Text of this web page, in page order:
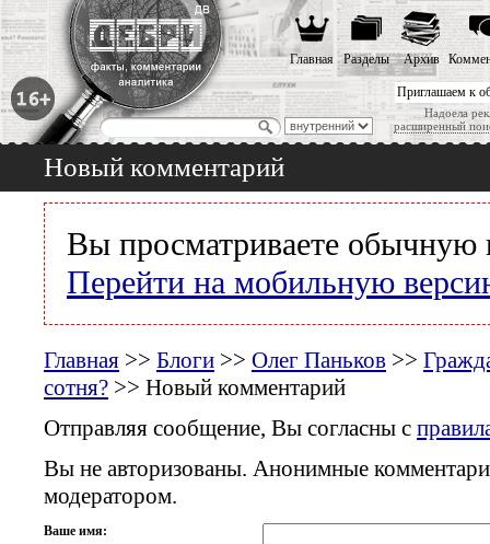
Приглашаем к
Надоела
расширенный
Главная Разделы Архив
Новый комментарий
Вы просматриваете обычную
Перейти на мобильную
Главная >> Блоги >> Олег Паньков >>
сотня? >> Новый комментарий
Отправляя сообщение, Вы согласны с
Вы не авторизованы. Анонимные
модератором.
Ваше имя: